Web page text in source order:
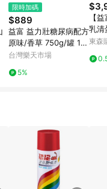
限時加碼
$889
益富 益力壯糖尿病配方
原味/香草 750g/罐 12
罐/箱 減少10%醣 低GI
赫藥局】
台灣樂天市場
5%
【
乳
東森